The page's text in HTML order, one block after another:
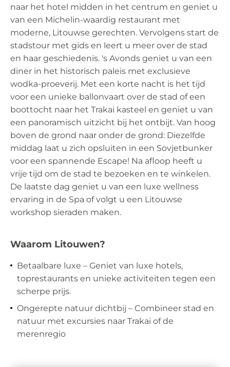
naar het hotel midden in het centrum en geniet u
van een Michelin-waardig restaurant met
moderne, Litouwse gerechten. Vervolgens start de
stadstour met gids en leert u meer over de stad
en haar geschiedenis. 's Avonds geniet u van een
diner in het historisch paleis met exclusieve
wodka-proeverij. Met een korte nacht is het tijd
voor een unieke ballonvaart over de stad of een
boottocht naar het Trakai kasteel en geniet u van
een panoramisch uitzicht bij het ontbijt. Van hoog
boven de grond naar onder de grond: Diezelfde
middag laat u zich opsluiten in een Sovjetbunker
voor een spannende Escape! Na afloop heeft u
vrije tijd om de stad te bezoeken en te winkelen.
De laatste dag geniet u van een luxe wellness
ervaring in de Spa of volgt u een Litouwse
workshop sieraden maken.
Waarom Litouwen?
Betaalbare luxe – Geniet van luxe hotels,
toprestaurants en unieke activiteiten tegen een
scherpe prijs.
Ongerepte natuur dichtbij – Combineer stad en
natuur met excursies naar Trakai of de
merenregio